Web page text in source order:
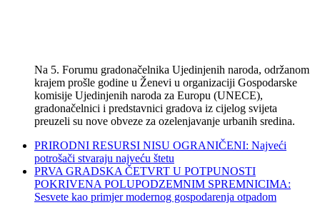
Na 5. Forumu gradonačelnika Ujedinjenih naroda, održanom
krajem prošle godine u Ženevi u organizaciji Gospodarske
komisije Ujedinjenih naroda za Europu (UNECE),
gradonačelnici i predstavnici gradova iz cijelog svijeta
preuzeli su nove obveze za ozelenjavanje urbanih sredina.
PRIRODNI RESURSI NISU OGRANIČENI: Najveći
potrošači stvaraju najveću štetu
PRVA GRADSKA ČETVRT U POTPUNOSTI
POKRIVENA POLUPODZEMNIM SPREMNICIMA:
Sesvete kao primjer modernog gospodarenja otpadom